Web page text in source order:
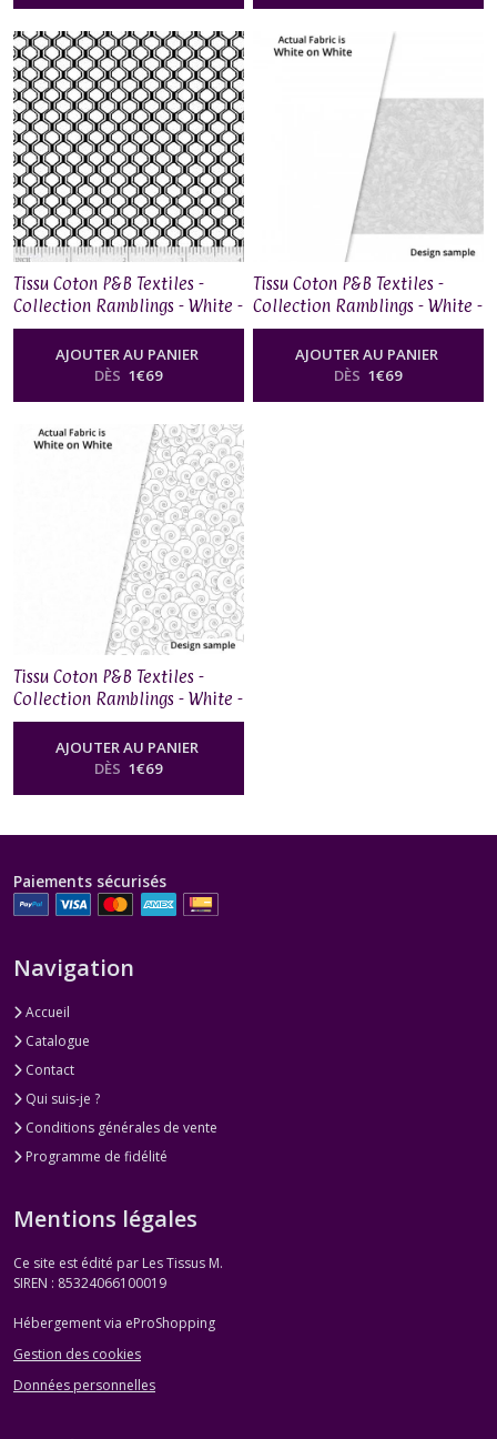
Tissu Coton P&B Textiles -
Collection Ramblings - White -
RA11 778W
AJOUTER AU PANIER
DÈS 1€69
Tissu Coton P&B Textiles -
Collection Ramblings - White -
RAMB 258W
AJOUTER AU PANIER
DÈS 1€69
Tissu Coton P&B Textiles -
Collection Ramblings - White -
RA10 764W
AJOUTER AU PANIER
DÈS 1€69
Paiements sécurisés
Navigation
Accueil
Catalogue
Contact
Qui suis-je ?
Conditions générales de vente
Programme de fidélité
Mentions légales
Ce site est édité par Les Tissus M.
SIREN : 85324066100019
Hébergement via eProShopping
Gestion des cookies
Données personnelles